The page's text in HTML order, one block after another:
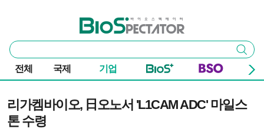
바이오스펙테이터
통
합
검
색
검색
전체 국제 기업
리가켐바이오, 日오노서 'L1CAM ADC' 마일스
톤 수령